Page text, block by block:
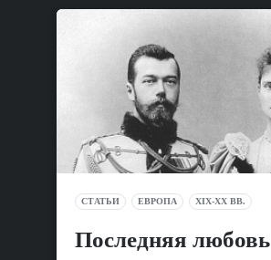
СТАТЬИ ЕВРОПА XIX-XX ВВ.
Последняя любовь